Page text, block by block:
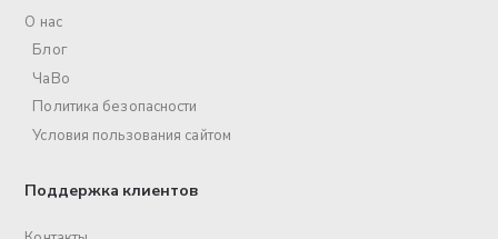
О нас
Блог
ЧаВо
Политика безопасности
Условия пользования сайтом
Поддержка клиентов